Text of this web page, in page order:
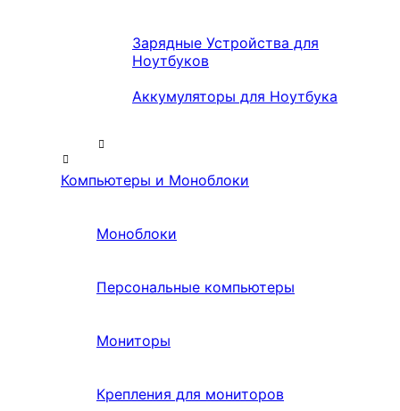
Зарядные Устройства для
Ноутбуков
Аккумуляторы для Ноутбука
Компьютеры и Моноблоки
Моноблоки
Персональные компьютеры
Мониторы
Крепления для мониторов